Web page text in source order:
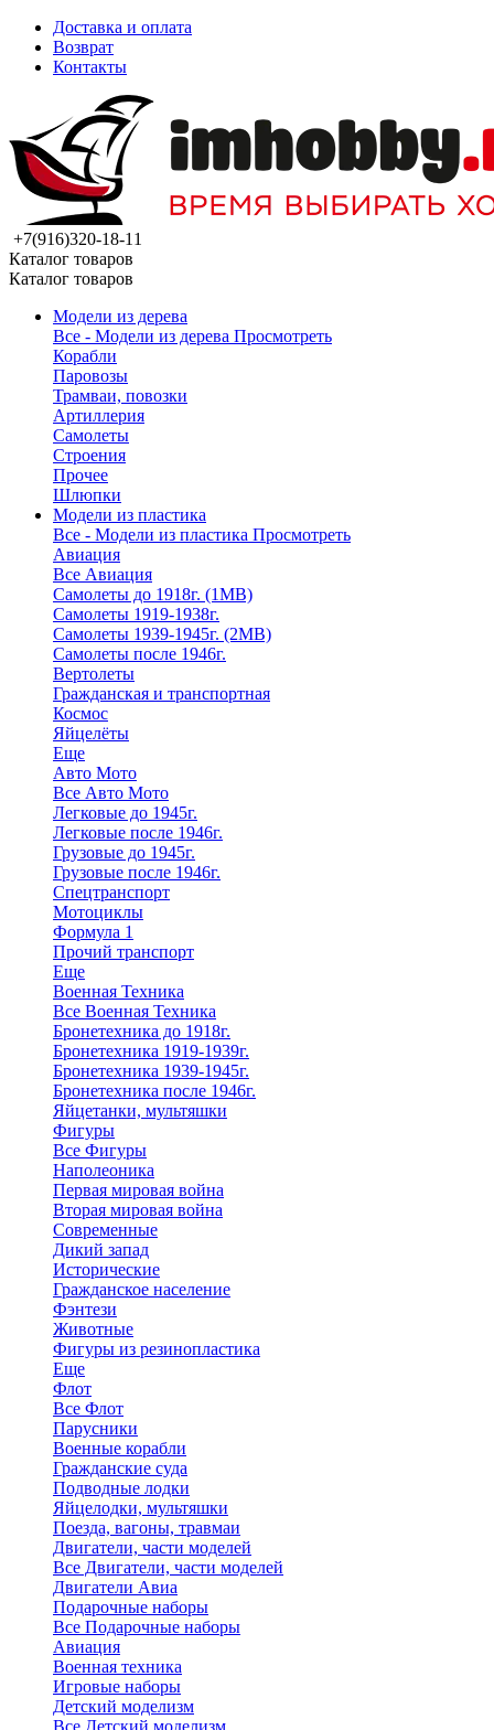
Доставка и оплата
Возврат
Контакты
+7(916)320-18-11
Каталог товаров
Каталог товаров
Модели из дерева
Все - Модели из дерева Просмотреть
Корабли
Паровозы
Трамваи, повозки
Артиллерия
Самолеты
Строения
Прочее
Шлюпки
Модели из пластика
Все - Модели из пластика Просмотреть
Авиация
Все Авиация
Самолеты до 1918г. (1МВ)
Самолеты 1919-1938г.
Самолеты 1939-1945г. (2МВ)
Самолеты после 1946г.
Вертолеты
Гражданская и транспортная
Космос
Яйцелёты
Еще
Авто Мото
Все Авто Мото
Легковые до 1945г.
Легковые после 1946г.
Грузовые до 1945г.
Грузовые после 1946г.
Спецтранспорт
Мотоциклы
Формула 1
Прочий транспорт
Еще
Военная Техника
Все Военная Техника
Бронетехника до 1918г.
Бронетехника 1919-1939г.
Бронетехника 1939-1945г.
Бронетехника после 1946г.
Яйцетанки, мультяшки
Фигуры
Все Фигуры
Наполеоника
Первая мировая война
Вторая мировая война
Современные
Дикий запад
Исторические
Гражданское население
Фэнтези
Животные
Фигуры из резинопластика
Еще
Флот
Все Флот
Парусники
Военные корабли
Гражданские суда
Подводные лодки
Яйцелодки, мультяшки
Поезда, вагоны, травмаи
Двигатели, части моделей
Все Двигатели, части моделей
Двигатели Авиа
Подарочные наборы
Все Подарочные наборы
Авиация
Военная техника
Игровые наборы
Детский моделизм
Все Детский моделизм